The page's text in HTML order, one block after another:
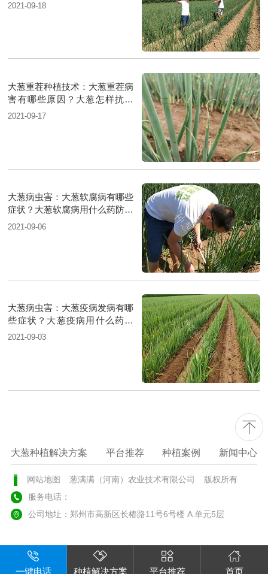
2021-09-18
大葱重茬种植技术：大葱重茬病
害有哪些原因？大葱怎样抗重
茬？
2021-09-17
大葱病虫害：大葱软腐病有哪些
症状？大葱软腐病用什么药防治
好？
2021-09-06
大葱病虫害：大葱疫病发病有哪
些症状？大葱疫病用什么药防
治？
2021-09-03
大葱种植解决方案 平台推荐 种植案例 新闻中心
网站地图 葱满满（河南）农业技术有限公司
版权所有
服务电话：
公司地址：郑州市高新区长椿路11号6号楼 A 单元5层
一键电话 种植解决方案 平台推荐 首页